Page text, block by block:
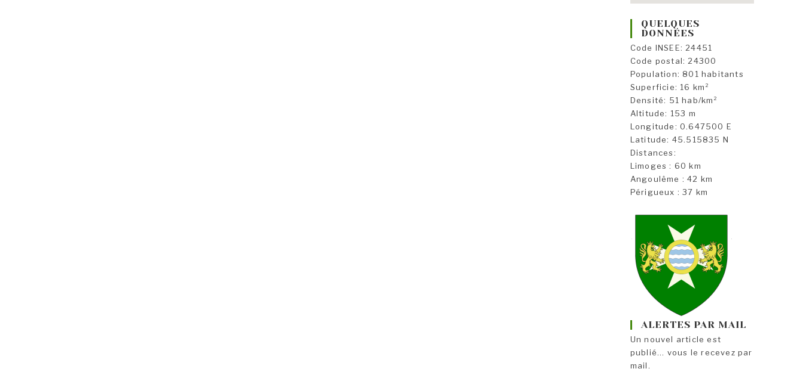
QUELQUES
DONNÉES
Code INSEE: 24451
Code postal: 24300
Population: 801 habitants
Superficie: 16 km²
Densité: 51 hab/km²
Altitude: 153 m
Longitude: 0.647500 E
Latitude: 45.515835 N
Distances:
Limoges : 60 km
Angoulême : 42 km
Périgueux : 37 km
ALERTES PAR MAIL
Un nouvel article est
publié... vous le recevez par
mail.